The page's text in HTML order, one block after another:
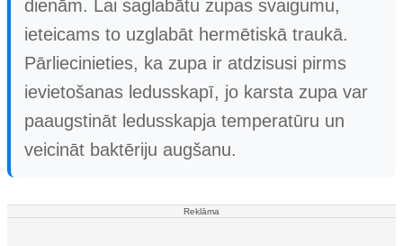
dienām. Lai saglabātu zupas svaigumu,
ieteicams to uzglabāt hermētiskā traukā.
Pārliecinieties, ka zupa ir atdzisusi pirms
ievietošanas ledusskapī, jo karsta zupa var
paaugstināt ledusskapja temperatūru un
veicināt baktēriju augšanu.
Reklāma